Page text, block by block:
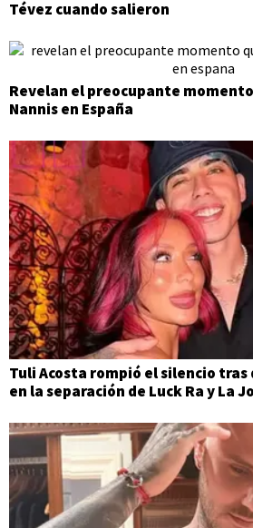
Tévez cuando salieron
Revelan el preocupante
Nannis en España
Tuli Acosta rompió el silencio
en la separación de Luck Ra y La